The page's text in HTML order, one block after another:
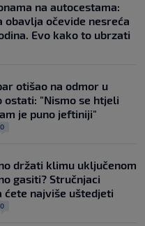
na autocestama:
obavlja očevide nesreća
Evo kako to ubrzati
otišao na odmor u
ostati: "Nismo se htjeli
je puno jeftiniji"
0
držati klimu uključenom
gasiti? Stručnjaci
ćete najviše uštedjeti
0